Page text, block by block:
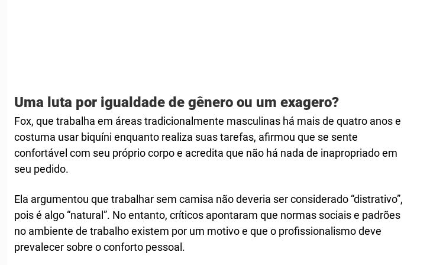
Uma luta por igualdade de gênero ou um exagero?
Fox, que trabalha em áreas tradicionalmente masculinas há mais de quatro anos e
costuma usar biquíni enquanto realiza suas tarefas, afirmou que se sente
confortável com seu próprio corpo e acredita que não há nada de inapropriado em
seu pedido.
Ela argumentou que trabalhar sem camisa não deveria ser considerado “distrativo”,
pois é algo “natural”. No entanto, críticos apontaram que normas sociais e padrões
no ambiente de trabalho existem por um motivo e que o profissionalismo deve
prevalecer sobre o conforto pessoal.